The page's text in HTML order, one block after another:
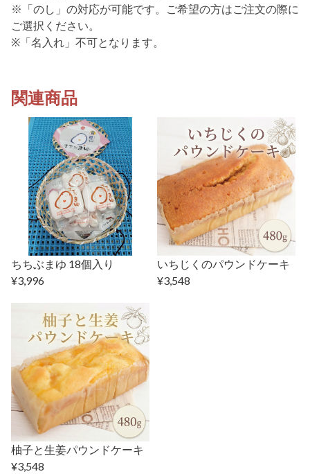
※「のし」の対応が可能です。ご希望の方はご注文の際に
ご選択ください。
※「名入れ」不可となります。
関連商品
ちちぶまゆ 18個入り
¥3,996
いちじくのパウンドケーキ
¥3,548
柚子と生姜パウンドケーキ
¥3,548